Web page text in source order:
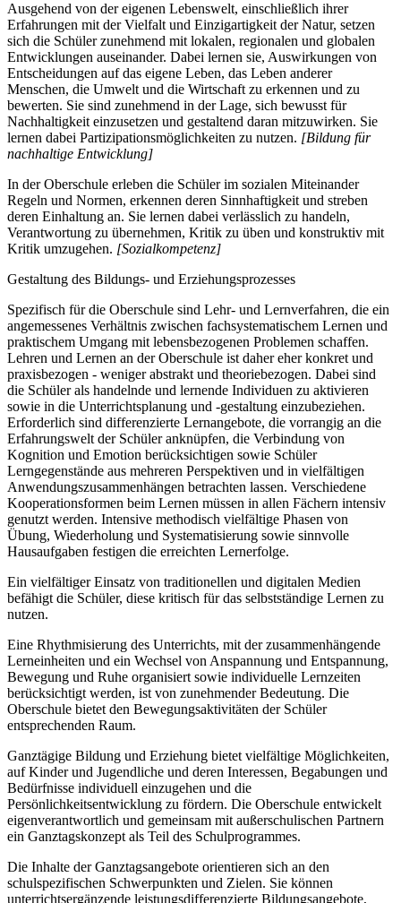
Ausgehend von der eigenen Lebenswelt, einschließlich ihrer
Erfahrungen mit der Vielfalt und Einzigartigkeit der Natur, setzen
sich die Schüler zunehmend mit lokalen, regionalen und globalen
Entwicklungen auseinander. Dabei lernen sie, Auswirkungen von
Entscheidungen auf das eigene Leben, das Leben anderer
Menschen, die Umwelt und die Wirtschaft zu erkennen und zu
bewerten. Sie sind zunehmend in der Lage, sich bewusst für
Nachhaltigkeit einzusetzen und gestaltend daran mitzuwirken. Sie
lernen dabei Partizipationsmöglichkeiten zu nutzen. [Bildung für
nachhaltige Entwicklung]
In der Oberschule erleben die Schüler im sozialen Miteinander
Regeln und Normen, erkennen deren Sinnhaftigkeit und streben
deren Einhaltung an. Sie lernen dabei verlässlich zu handeln,
Verantwortung zu übernehmen, Kritik zu üben und konstruktiv mit
Kritik umzugehen. [Sozialkompetenz]
Gestaltung des Bildungs- und Erziehungsprozesses
Spezifisch für die Oberschule sind Lehr- und Lernverfahren, die ein
angemessenes Verhältnis zwischen fachsystematischem Lernen und
praktischem Umgang mit lebensbezogenen Problemen schaffen.
Lehren und Lernen an der Oberschule ist daher eher konkret und
praxisbezogen - weniger abstrakt und theoriebezogen. Dabei sind
die Schüler als handelnde und lernende Individuen zu aktivieren
sowie in die Unterrichtsplanung und -gestaltung einzubeziehen.
Erforderlich sind differenzierte Lernangebote, die vorrangig an die
Erfahrungswelt der Schüler anknüpfen, die Verbindung von
Kognition und Emotion berücksichtigen sowie Schüler
Lerngegenstände aus mehreren Perspektiven und in vielfältigen
Anwendungszusammenhängen betrachten lassen. Verschiedene
Kooperationsformen beim Lernen müssen in allen Fächern intensiv
genutzt werden. Intensive methodisch vielfältige Phasen von
Übung, Wiederholung und Systematisierung sowie sinnvolle
Hausaufgaben festigen die erreichten Lernerfolge.
Ein vielfältiger Einsatz von traditionellen und digitalen Medien
befähigt die Schüler, diese kritisch für das selbstständige Lernen zu
nutzen.
Eine Rhythmisierung des Unterrichts, mit der zusammenhängende
Lerneinheiten und ein Wechsel von Anspannung und Entspannung,
Bewegung und Ruhe organisiert sowie individuelle Lernzeiten
berücksichtigt werden, ist von zunehmender Bedeutung. Die
Oberschule bietet den Bewegungsaktivitäten der Schüler
entsprechenden Raum.
Ganztägige Bildung und Erziehung bietet vielfältige Möglichkeiten,
auf Kinder und Jugendliche und deren Interessen, Begabungen und
Bedürfnisse individuell einzugehen und die
Persönlichkeitsentwicklung zu fördern. Die Oberschule entwickelt
eigenverantwortlich und gemeinsam mit außerschulischen Partnern
ein Ganztagskonzept als Teil des Schulprogrammes.
Die Inhalte der Ganztagsangebote orientieren sich an den
schulspezifischen Schwerpunkten und Zielen. Sie können
unterrichtsergänzende leistungsdifferenzierte Bildungsangebote,